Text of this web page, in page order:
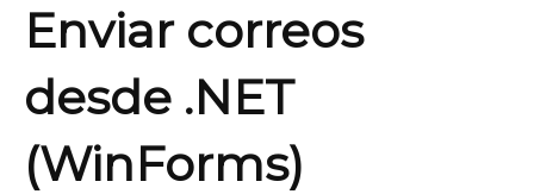
Enviar correos
desde .NET
(WinForms)